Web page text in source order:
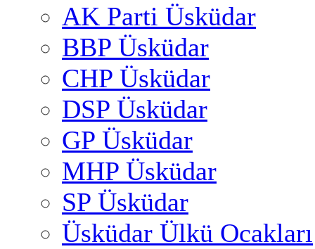
AK Parti Üsküdar
BBP Üsküdar
CHP Üsküdar
DSP Üsküdar
GP Üsküdar
MHP Üsküdar
SP Üsküdar
Üsküdar Ülkü Ocakları